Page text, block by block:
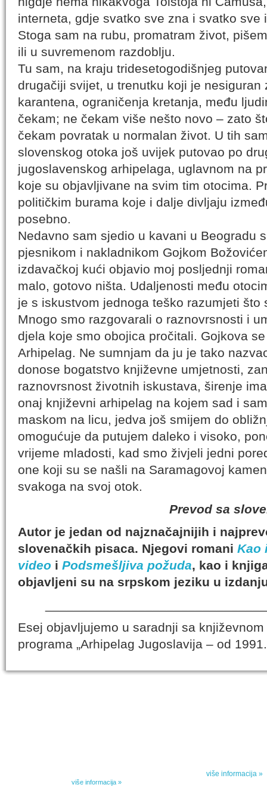
interneta, gdje svatko sve zna i svatko sve
Stoga sam na rubu, promatram život,
ili u suvremenom razdoblju.
Tu sam, na kraju tridesetogodišnjeg
drugačiji svijet, u trenutku koji je nesiguran
karantena, ograničenja kretanja, među
čekam; ne čekam više nešto novo – zato
čekam povratak u normalan život. U tih
slovenskog otoka još uvijek putovao po
jugoslavenskog arhipelaga, uglavnom na
koje su objavljivane na svim tim otocima.
političkim burama koje i dalje divljaju
posebno.
Nedavno sam sjedio u kavani u Beogradu
pjesnikom i nakladnikom Gojkom
izdavačkoj kući objavio moj posljednji
malo, gotovo ništa. Udaljenosti među
je s iskustvom jednoga teško razumjeti što
Mnogo smo razgovarali o raznovrsnosti i
djela koje smo obojica pročitali. Gojkova
Arhipelag. Ne sumnjam da ju je tako
donose bogatstvo književne umjetnosti,
raznovrsnost životnih iskustava, širenje
onaj književni arhipelag na kojem sad i
maskom na licu, jedva još smijem do
omogućuje da putujem daleko i visoko,
vrijeme mladosti, kad smo živjeli jedni
one koji su se našli na Saramagovoj
svakoga na svoj otok.
Prevod sa
Autor je jedan od najznačajnijih i
slovenačkih pisaca. Njegovi romani Kao
video i Podsmešljiva požuda, kao i
objavljeni su na srpskom jeziku u
Esej objavljujemo u saradnji sa
programa „Arhipelag Jugoslavija – od
više informacija »
više informacija »